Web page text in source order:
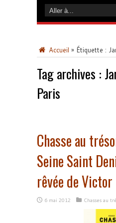
Accueil » Étiquette :
Tag archives :
Paris
Chasse au
Seine Saint
rêvée de
6 mai 2012 Chasses au